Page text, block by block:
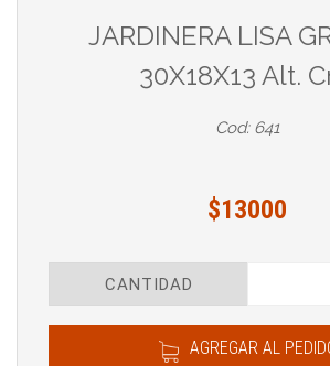
JARDINERA LISA
30X18X13 Alt.
Cod: 641
$13000
CANTIDAD
AGREGAR AL